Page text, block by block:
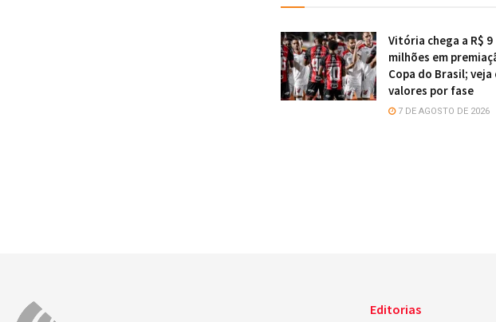
Vitória chega a R$ 9
milhões em
Copa do Brasil; veja
valores por fase
7 DE AGOSTO DE 2026
Editorias